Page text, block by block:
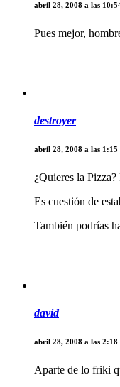
abril 28, 2008 a las
Pues mejor,
destroyer
abril 28, 2008 a las 1:15
¿Quieres la
Es cuestión de
También podrías
david
abril 28, 2008 a las 2:18
Aparte de lo friki